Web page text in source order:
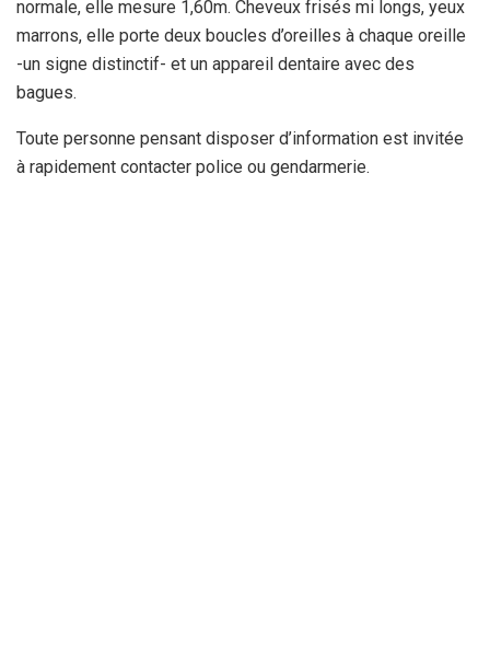
normale, elle mesure 1,60m. Cheveux frisés mi longs, yeux
marrons, elle porte deux boucles d’oreilles à chaque oreille
-un signe distinctif- et un appareil dentaire avec des
bagues.
Toute personne pensant disposer d’information est invitée
à rapidement contacter police ou gendarmerie.